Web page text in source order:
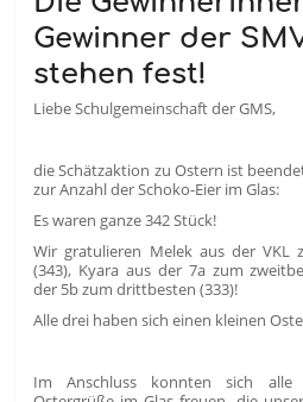
Gewinner der
stehen fest!
Liebe Schulgemeinschaft der GMS,
die Schätzaktion zu Ostern ist
zur Anzahl der Schoko-Eier im Glas:
Es waren ganze 342 Stück!
Wir gratulieren Melek aus der VKL
(343), Kyara aus der 7a zum
der 5b zum drittbesten (333)!
Alle drei haben sich einen kleinen
Im Anschluss konnten sich alle